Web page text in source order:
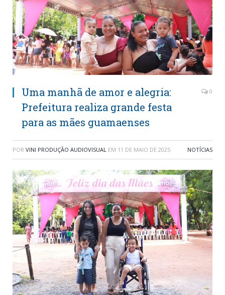
Uma manhã de amor e alegria:
Prefeitura realiza grande festa
para as mães guamaenses
0
POR VINI PRODUÇÃO AUDIOVISUAL EM 11 DE MAIO DE 2025 NOTÍCIAS